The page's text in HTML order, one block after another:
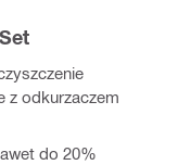
z odkurzaczem
do 20%